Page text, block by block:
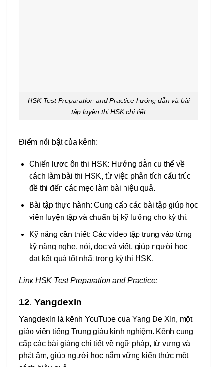
HSK Test Preparation and Practice hướng dẫn và bài
tập luyện thi HSK chi tiết
Điểm nổi bật của kênh:
Chiến lược ôn thi HSK: Hướng dẫn cụ thể về
cách làm bài thi HSK, từ việc phân tích cấu trúc
đề thi đến các mẹo làm bài hiệu quả.
Bài tập thực hành: Cung cấp các bài tập giúp học
viên luyện tập và chuẩn bị kỹ lưỡng cho kỳ thi.
Kỹ năng cần thiết: Các video tập trung vào từng
kỹ năng nghe, nói, đọc và viết, giúp người học
đạt kết quả tốt nhất trong kỳ thi HSK.
Link HSK Test Preparation and Practice:
12. Yangdexin
Yangdexin là kênh YouTube của Yang De Xin, một
giáo viên tiếng Trung giàu kinh nghiệm. Kênh cung
cấp các bài giảng chi tiết về ngữ pháp, từ vựng và
phát âm, giúp người học nắm vững kiến thức một